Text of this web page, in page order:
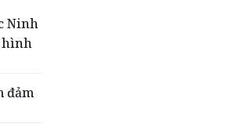
Ninh
hình
đảm